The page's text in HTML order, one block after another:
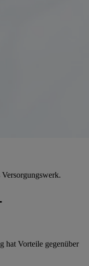
hat Vorteile gegenüber